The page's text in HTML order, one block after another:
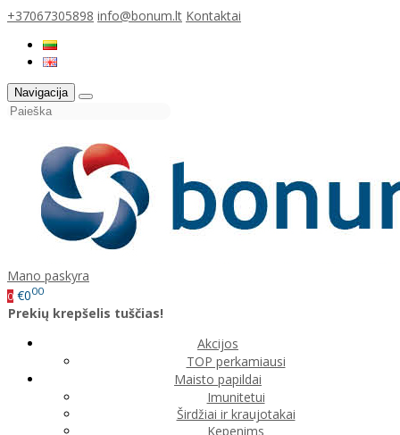
+37067305898 info@bonum.lt Kontaktai
Navigacija
Mano paskyra
0 €000
Prekių krepšelis tuščias!
Akcijos
TOP perkamiausi
Maisto papildai
Imunitetui
Širdžiai ir kraujotakai
Kepenims